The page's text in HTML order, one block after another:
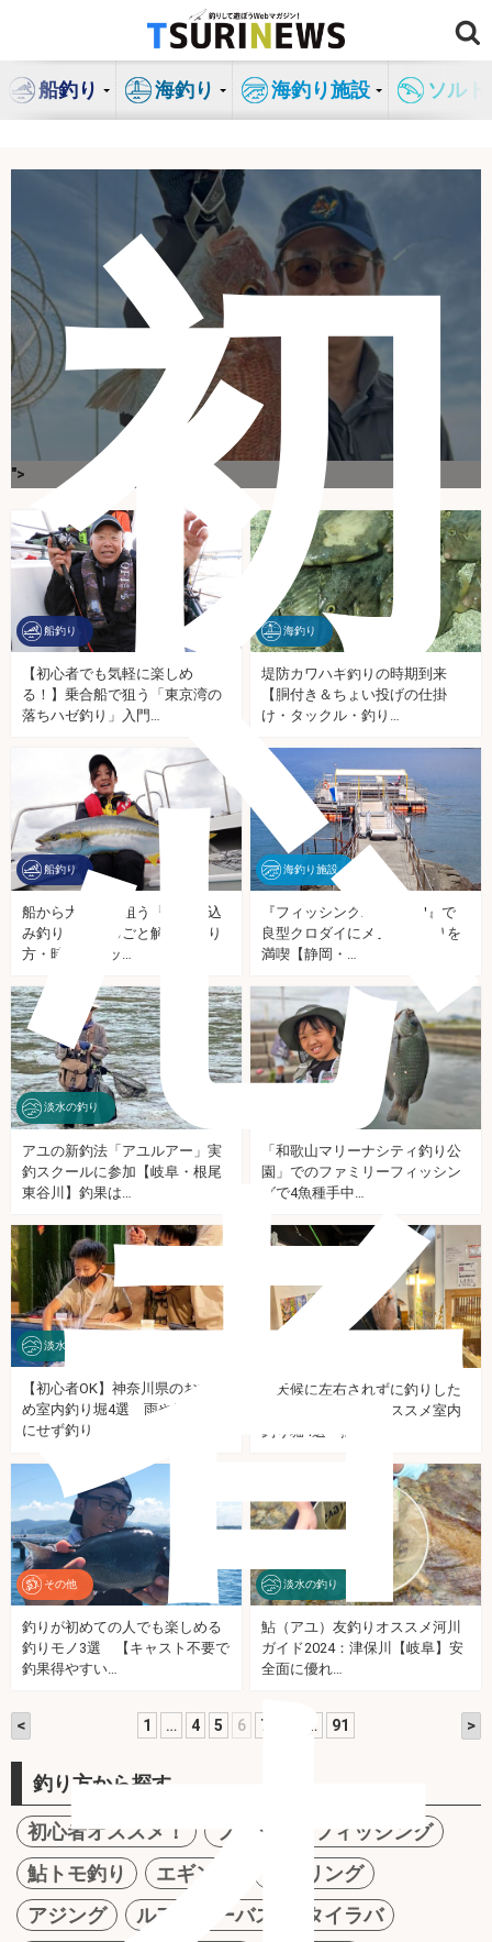
ン
ッ
船釣り 海釣り 海釣り施設 ソル
初
心
者
">
船釣り
【初心者でも気軽に楽しめ
る！】乗合船で狙う「東京湾の
落ちハゼ釣り」入門…
海釣り
堤防カワハギ釣りの時期到来
【胴付き＆ちょい投げの仕掛
け・タックル・釣り…
船釣り
船から大型魚を狙う『落とし込
み釣り』をまるごと解説【釣り
方・時期・タッ…
海釣り施設
『フィッシングパークTOI』で
良型クロダイにメジナ数釣りを
満喫【静岡・…
淡水の釣り
アユの新釣法「アユルアー」実
釣スクールに参加【岐阜・根尾
東谷川】釣果は…
「和歌山マリーナシティ釣り公
園」でのファミリーフィッシン
グで4魚種手中…
淡水の釣り
【初心者OK】神奈川県のおすす
め室内釣り堀4選 雨や気温を気
にせず釣り…
「天候に左右されずに釣りした
い！」東京都内のオススメ室内
釣り堀4選 熱…
その他
釣りが初めての人でも楽しめる
釣りモノ3選 【キャスト不要で
釣果得やすい…
淡水の釣り
鮎（アユ）友釣りオススメ河川
ガイド2024：津保川【岐阜】安
全面に優れ…
< 1 … 4 5 6 7 … 91 >
釣り方から探す
初心者オススメ！
ファミリーフィッシング
鮎トモ釣り
エギング
メバリング
アジング
ルアーシーバス
タイラバ